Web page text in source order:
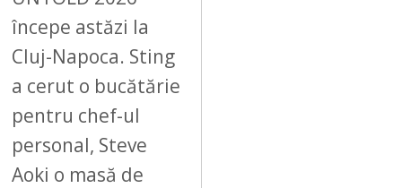
începe astăzi la
Cluj-Napoca. Sting
a cerut o bucătărie
pentru chef-ul
personal, Steve
Aoki o masă de